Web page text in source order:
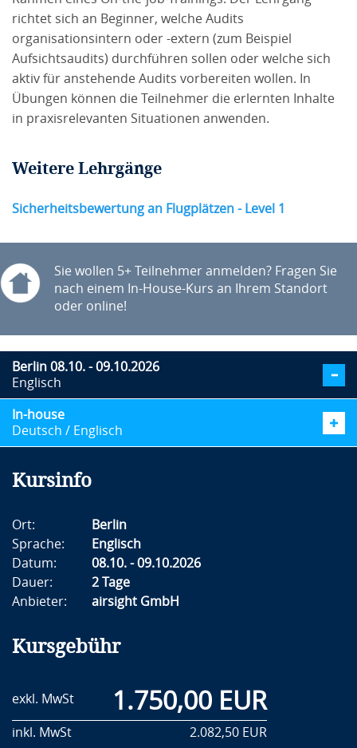
richtet sich an Beginner, welche Audits
organisationsintern oder -extern (zum Beispiel
Aufsichtsaudits) durchführen sollen oder welche sich
aktiv für anstehende Audits vorbereiten wollen. In
Übungen können die Teilnehmer die erlernten Inhalte
in praxisrelevanten Situationen anwenden.
Weitere Lehrgänge
Sicherheitsbewertung an Flugplätzen - Level 1
Sie wollen 5+ Teilnehmer anmelden? Fragen Sie
nach einem In-House-Kurs an Ihrem Standort
oder online!
Berlin 08.10. - 09.10.2026
Englisch
In-house
Deutsch / Englisch
Kursinfo
Ort:
Berlin
Sprache:
Englisch
Datum:
08.10. - 09.10.2026
Dauer:
2 Tage
Anbieter:
airsight GmbH
Kursgebühr
exkl. MwSt 1.750,00 EUR
inkl. MwSt 2.082,50 EUR